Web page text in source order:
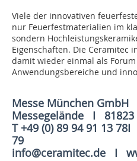
Viele der innovativen
nur Feuerfestmaterialien im
sondern
Eigenschaften. Die Ceramitec
damit wieder einmal als
Anwendungsbereiche und
Messe München GmbH
Messegelände I
T +49 (0) 89 94 91 13
79
info@ceramitec.de I